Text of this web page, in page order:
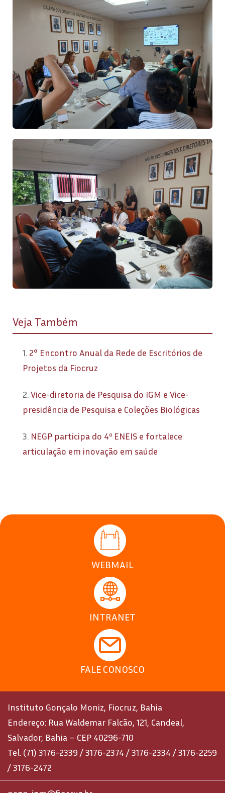
Veja Também
1. 2° Encontro Anual da Rede de Escritórios de
Projetos da Fiocruz
2.Vice-diretoria de Pesquisa do IGM e Vice-
presidência de Pesquisa e Coleções Biológicas
3. NEGP participa do 4º ENEIS e fortalece
articulação em inovação em saúde
WEBMAIL
INTRANET
FALE CONOSCO
Instituto Gonçalo Moniz, Fiocruz, Bahia
Endereço: Rua Waldemar Falcão, 121, Candeal,
Salvador, Bahia – CEP 40296-710
Tel. (71) 3176-2339 / 3176-2374 / 3176-2334 / 3176-2259
/ 3176-2472